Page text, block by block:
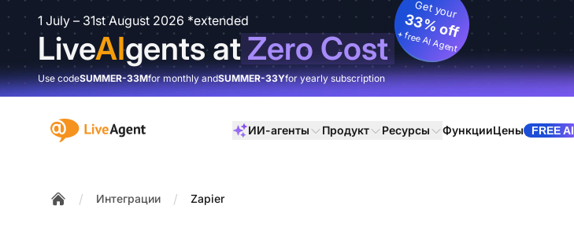
1 July – 31st August 2026 *extended
LiveAIgents atZero Cost
Get your
33% off
+ free AI Agent
Use codeSUMMER-33Mfor monthly andSUMMER-33Yfor yearly subscription
:site.title ИИ-агенты Продукт Ресурсы ФункцииЦены FREE AI
/ Интеграции / Zapier